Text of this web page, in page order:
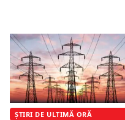
ȘTIRI DE ULTIMĂ ORĂ